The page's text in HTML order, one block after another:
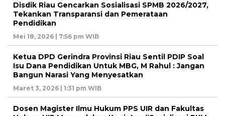
Disdik Riau Gencarkan Sosialisasi SPMB 2026/2027,
Tekankan Transparansi dan Pemerataan
Pendidikan
Mei 18, 2026 | 7:56 pm WIB
Ketua DPD Gerindra Provinsi Riau Sentil PDIP Soal
Isu Dana Pendidikan Untuk MBG, M Rahul : Jangan
Bangun Narasi Yang Menyesatkan
Maret 3, 2026 | 1:31 pm WIB
Dosen Magister Ilmu Hukum PPS UIR dan Fakultas